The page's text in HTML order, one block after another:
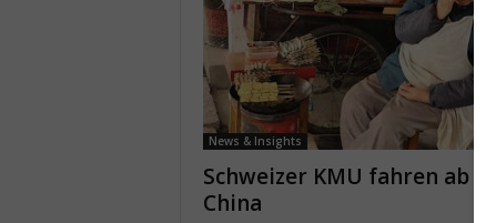
News & Insights
Schweizer KMU fahren ab auf
China